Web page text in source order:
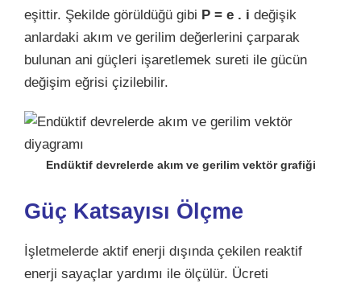
eşittir. Şekilde görüldüğü gibi P = e . i değişik
anlardaki akım ve gerilim değerlerini çarparak
bulunan ani güçleri işaretlemek sureti ile gücün
değişim eğrisi çizilebilir.
Endüktif devrelerde akım ve gerilim vektör grafiği
Güç Katsayısı Ölçme
İşletmelerde aktif enerji dışında çekilen reaktif
enerji sayaçlar yardımı ile ölçülür. Ücreti